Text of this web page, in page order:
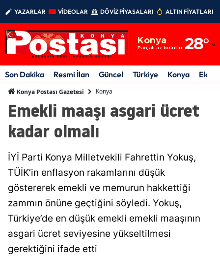
YAZARLAR VİDEOLAR DÖVİZ PİYASALARI ALTIN FİYATLARI
Konya
Parçalı az bulutlu 28°
Adıyaman
Afyonkarahisar
Amasya
Artvin
Aydın
Bilecik
Son Dakika Resmi İlan Güncel Türkiye Konya
Konya Postası Gazetesi Konya
Emekli maaşı asgari ücret
kadar olmalı
İYİ Parti Konya Milletvekili Fahrettin Yokuş,
TÜİK’in enflasyon rakamlarını düşük
göstererek emekli ve memurun hakkettiği
zammın önüne geçtiğini söyledi. Yokuş,
Türkiye’de en düşük emekli emekli maaşının
asgari ücret seviyesine yükseltilmesi
gerektiğini ifade etti